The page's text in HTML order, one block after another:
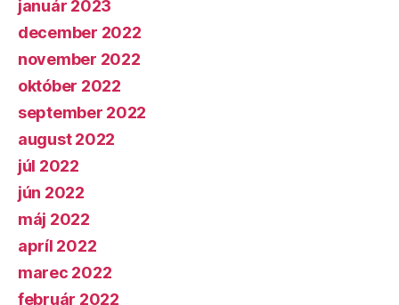
január 2023
december 2022
november 2022
október 2022
september 2022
august 2022
júl 2022
jún 2022
máj 2022
apríl 2022
marec 2022
február 2022